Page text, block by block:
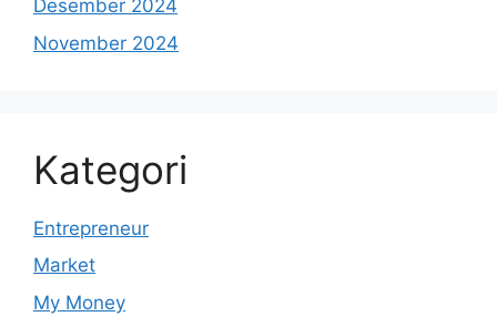
Desember 2024
November 2024
Kategori
Entrepreneur
Market
My Money